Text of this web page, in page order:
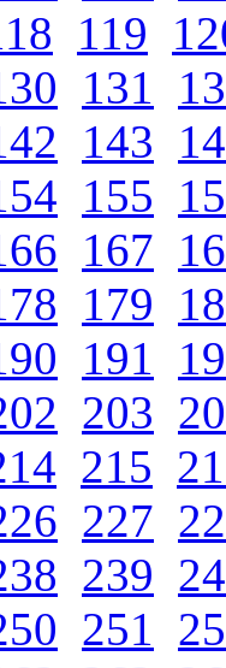
119
131
143
155
167
179
191
203
215
227
239
251